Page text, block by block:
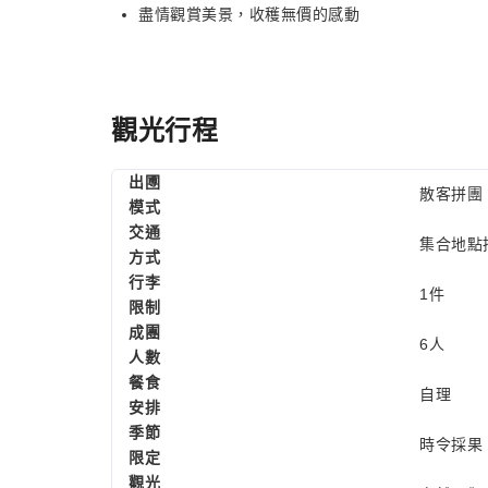
盡情觀賞美景，收穫無價的感動
觀光行程
出圑
模式
散客拼團
交通
方式
集合地點
行李
限制
1件
成團
人數
6人
餐食
安排
自理
季節
限定
時令採果
觀光